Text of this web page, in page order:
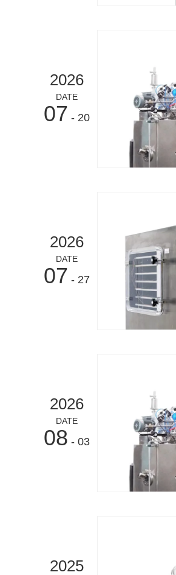
2026
DATE
07 - 20
2026
DATE
07 - 27
2026
DATE
08 - 03
2025